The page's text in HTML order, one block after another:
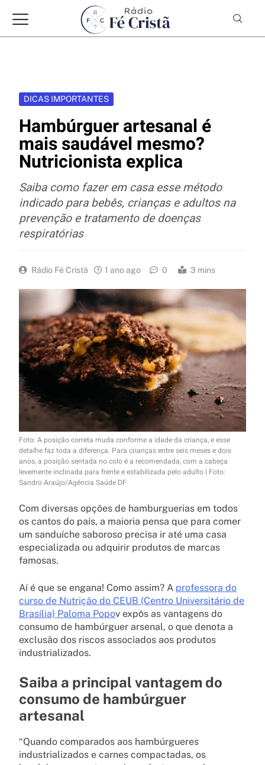
DICAS IMPORTANTES
Hambúrguer artesanal é
mais saudável mesmo?
Nutricionista explica
Saiba como fazer em casa esse método
indicado para bebês, crianças e adultos na
prevenção e tratamento de doenças
respiratórias
Rádio Fé Cristã 1 ano ago 0 3 mins
Foto: A posição correta muda conforme a idade da criança, e esse
detalhe faz toda a diferença. Para crianças entre seis meses e dois
anos, a posição sentada no colo é a recomendada, com a cabeça
levemente inclinada para frente e estabilizada pelo adulto | Foto:
Sandro Araújo/Agência Saúde DF
Com diversas opções de hamburguerias em todos
os cantos do país, a maioria pensa que para comer
um sanduíche saboroso precisa ir até uma casa
especializada ou adquirir produtos de marcas
famosas.
Aí é que se engana! Como assim? A professora do
curso de Nutrição do CEUB (Centro Universitário de
Brasília) Paloma Popov expôs as vantagens do
consumo de hambúrguer arsenal, o que denota a
exclusão dos riscos associados aos produtos
industrializados.
Saiba a principal vantagem do
consumo de hambúrguer
artesanal
“Quando comparados aos hambúrgueres
industrializados e carnes compactadas, os